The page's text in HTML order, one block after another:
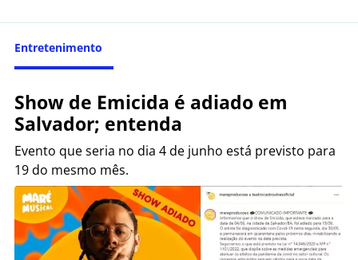
Entretenimento
Show de Emicida é adiado em
Salvador; entenda
Evento que seria no dia 4 de junho está previsto para
19 do mesmo mês.